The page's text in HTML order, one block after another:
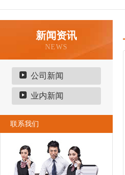
新闻资讯
NEWS
公司新闻
业内新闻
联系我们